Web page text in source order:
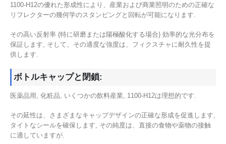
1100-H12の優れた形成性により、産業および商業照明のための正確な
リフレクターの幾何学のスタンピングと回転が可能になります.
その高い反射率 (特に研磨または陽極酸化する場合) 効率的な光分布を
保証します, そして、その適度な強度は、フィクスチャに耐久性を提
供します.
ボトルキャップと閉鎖:
医薬品用, 化粧品, いくつかの飲料産業, 1100-H12は理想的です.
その延性は、さまざまなキャップデザインの正確な形成を促進します,
タイトなシールを確保します, その純度は、直接の食物や薬物の接触
に適していますが.